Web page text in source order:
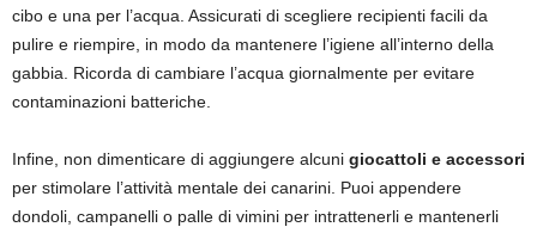
cibo e una per l’acqua. Assicurati di scegliere recipienti facili da
pulire e riempire, in modo da mantenere l’igiene all’interno della
gabbia. Ricorda di cambiare l’acqua giornalmente per evitare
contaminazioni batteriche.
Infine, non dimenticare di aggiungere alcuni giocattoli e accessori
per stimolare l’attività mentale dei canarini. Puoi appendere
dondoli, campanelli o palle di vimini per intrattenerli e mantenerli